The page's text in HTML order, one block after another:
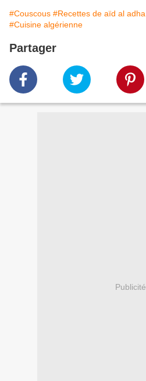
#Couscous #Recettes de aïd al adha
#Cuisine algérienne
Partager
Publicité